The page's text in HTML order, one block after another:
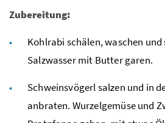
Zubereitung:
Kohlrabi schälen, waschen
Salzwasser mit Butter garen.
Schweinsvögerl salzen und in
anbraten. Wurzelgemüse und